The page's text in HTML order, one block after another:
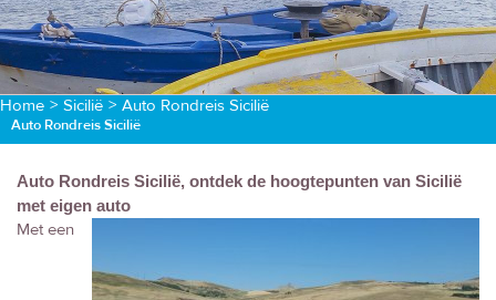
Home > Sicilië > Auto Rondreis Sicilië
Auto Rondreis Sicilië
Auto Rondreis Sicilië, ontdek de hoogtepunten van Sicilië
met eigen auto
Met een